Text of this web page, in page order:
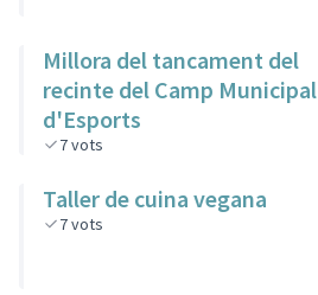
Millora del tancament del
recinte del Camp Municipal
d'Esports
7vots
Taller de cuina vegana
7vots